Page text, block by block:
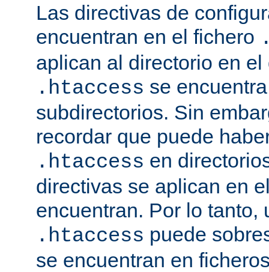
Las directivas de
encuentran en el fichero
aplican al directorio en
.htaccess se
subdirectorios. Sin
recordar que puede
.htaccess en
directivas se aplican en
encuentran. Por lo tanto,
.htaccess puede
se encuentran en